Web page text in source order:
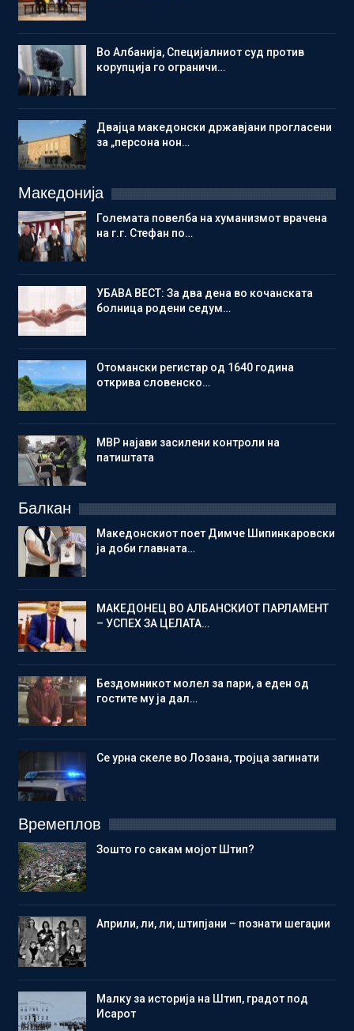
Во Албанија, Специјалниот суд против
корупција го ограничи…
Двајца македонски државјани прогласени
за „персона нон…
Македонија
Големата повелба на хуманизмот врачена
на г.г. Стефан по…
УБАВА ВЕСТ: За два дена во кочанската
болница родени седум…
Отомански регистар од 1640 година
открива словенско…
МВР најави засилени контроли на
патиштата
Балкан
Македонскиот поет Димче Шипинкаровски
ја доби главната…
МАКЕДОНЕЦ ВО АЛБАНСКИОТ ПАРЛАМЕНТ
– УСПЕХ ЗА ЦЕЛАТА…
Бездомникот молел за пари, а еден од
гостите му ја дал…
Се урна скеле во Лозана, тројца загинати
Времеплов
Зошто го сакам мојот Штип?
Aприли, ли, ли, штипјани – познати шегаџии
Малку за историја на Штип, градот под
Исарот